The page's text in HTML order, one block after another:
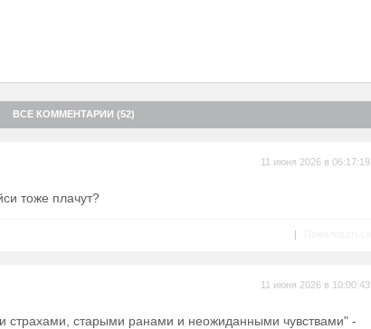
ВСЕ КОММЕНТАРИИ (52)
11 июня 2026 в 06:17:19
тоже плачут?
|
11 июня 2026 в 10:00:43
страхами, старыми ранами и неожиданными чувствами" -